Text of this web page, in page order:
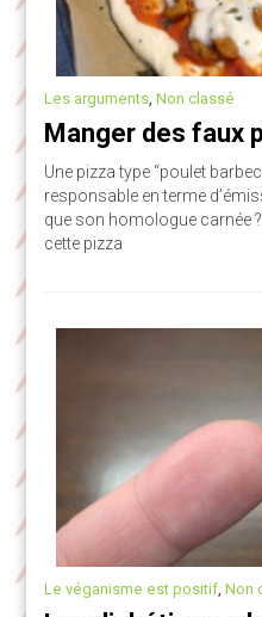
Les arguments,Non classé
Manger des faux
Une pizza type “poulet
responsable en terme
que son homologue carnée
cette pizza
Le véganisme est positif,Non